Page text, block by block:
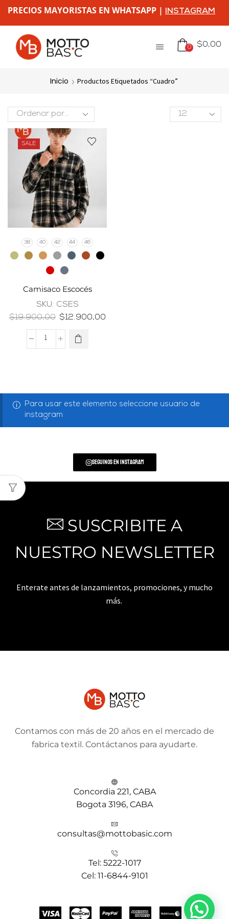
PRECIOS MAYORISTAS EN WHATSAPP | INSTAGRAM
0 $0,00
Inicio Productos Etiquetados “cuadro”
SALE
38 40 42 44 46
Camisaco Escocés
SKU: CSES
$19.900,00 $12.900,00
Para usar este elemento seleccione usuario de
instagram
Seguinos en Instagram
SUSCRIBITE A
NUESTRO NEWSLETTER
Enterate antes de lanzamientos, promociones, y mucho
más.
Contamos con más de 20 años en el mercado de
fabrica textil. Contáctanos para ayudarte.
Concordia 221, CABA
Bogota 3196, CABA
consultas@mottobasic.com
Tel: 5222-1017
Cel: 11-6844-9101